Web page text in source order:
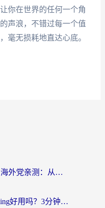
你在世界的任何一个角
声浪，不错过每一个值
毫无损耗地直达心底。
如何翻墙到中国免费？海外党亲测：从踩坑到选对加速器的全攻略
海外党必看：云极和Bling好用吗？3分钟教你选对回国加速器